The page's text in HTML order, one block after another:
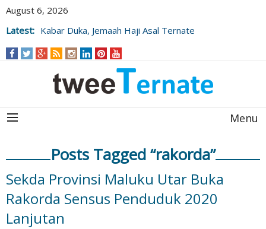
August 6, 2026
Latest: Kabar Duka, Jemaah Haji Asal Ternate
Menu
Posts Tagged “rakorda”
Sekda Provinsi Maluku Utar Buka
Rakorda Sensus Penduduk 2020
Lanjutan